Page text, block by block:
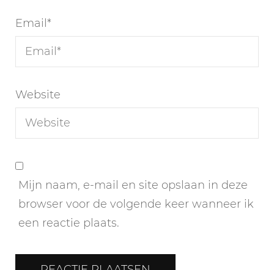
Email*
Website
Mijn naam, e-mail en site opslaan in deze
browser voor de volgende keer wanneer ik
een reactie plaats.